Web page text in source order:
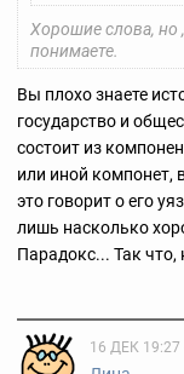
Хорошие слова, но
понимаете.
Вы плохо знаете
государство и
состоит из
или иной компонет,
это говорит о его
лишь насколько
Парадокс... Так
16 ДЕК 19:27